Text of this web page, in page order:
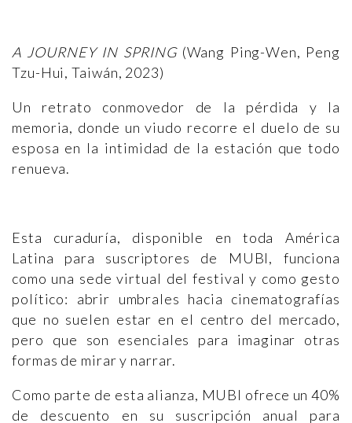
A JOURNEY IN SPRING (Wang Ping-Wen, Peng
Tzu-Hui, Taiwán, 2023)
Un retrato conmovedor de la pérdida y la
memoria, donde un viudo recorre el duelo de su
esposa en la intimidad de la estación que todo
renueva.
Esta curaduría, disponible en toda América
Latina para suscriptores de MUBI, funciona
como una sede virtual del festival y como gesto
político: abrir umbrales hacia cinematografías
que no suelen estar en el centro del mercado,
pero que son esenciales para imaginar otras
formas de mirar y narrar.
Como parte de esta alianza, MUBI ofrece un 40%
de descuento en su suscripción anual para